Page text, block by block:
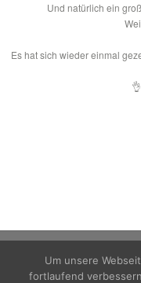
Und natürlich ein
Es hat sich wieder einmal
👌
Um unsere
fortlaufend